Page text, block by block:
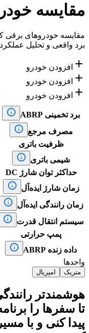
مقایسه
مقایسه خودروهای برقی
برد واقعی و تحلیل
 افزودن خودرو
 افزودن خودرو
 افزودن خودرو
برد تخمینی ABRP 
مصرف مرجع 
ظرفیت باتری
شیمی باتری 
حداکثر توان شارژ DC
زمان شارژ ایده‌آل 
زمان رانندگی ایده‌آل 
سیستم انتقال قدرت 
پمپ حرارتی
داده زنده ABRP

واحدها
متریک امپریال
تا سفرها را
پیدا کنی و با